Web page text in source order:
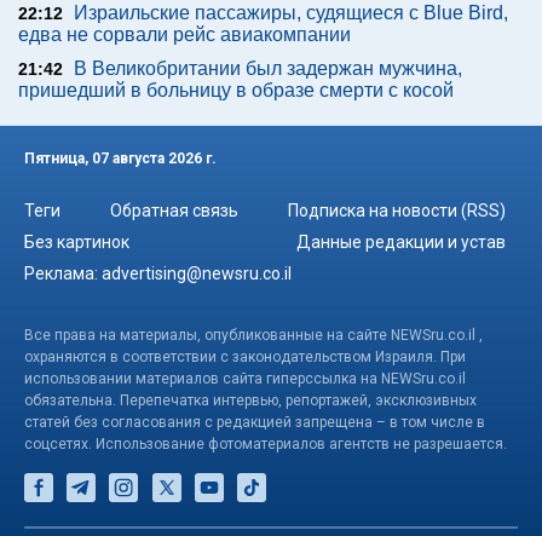
22:12
Израильские пассажиры, судящиеся с Blue Bird,
едва не сорвали рейс авиакомпании
21:42
В Великобритании был задержан мужчина,
пришедший в больницу в образе смерти с косой
Пятница, 07 августа 2026 г.
Теги Обратная связь
Подписка на новости (RSS)
Без картинок
Данные редакции и устав
Реклама: advertising@newsru.co.il
Все права на материалы, опубликованные на сайте NEWSru.co.il ,
охраняются в соответствии с законодательством Израиля. При
использовании материалов сайта гиперссылка на NEWSru.co.il
обязательна. Перепечатка интервью, репортажей, эксклюзивных
статей без согласования с редакцией запрещена – в том числе в
соцсетях. Использование фотоматериалов агентств не разрешается.